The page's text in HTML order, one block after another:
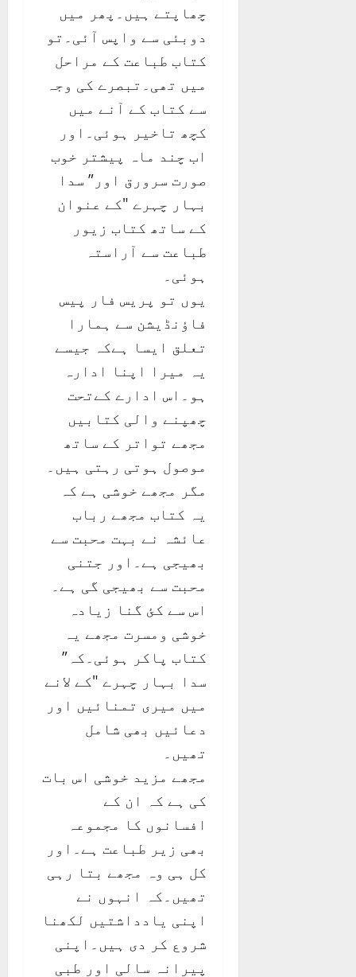
چھاپتے ہیں۔پھر میں
دوبئی سے واپس آئی۔تو
کتاب طباعت کے مراحل
میں تھی۔تبصرے کی وجہ
سے کتاب کے آنے میں
کچھ تاخیر ہوئی۔اور
اب چند ماہ پیشتر خوب
صورت سرورق اور” سدا
بہار چہرے "کے عنوان
کے ساتھ کتاب زیور
طباعت سے آراستہ
ہوئی۔
یوں تو پریس فار پیس
فاؤنڈیشن سے ہمارا
تعلق ایسا ہےکہ جیسے
یہ میرا اپنا ادارہ
ہو۔اس ادارے کےتحت
چھپنے والی کتابیں
مجھے تواتر کے ساتھ
موصول ہوتی رہتی ہیں۔
مگر مجھے خوشی ہے کہ
یہ کتاب مجھے رباب
عائشہ نے بہت محبت سے
بھیجی ہے۔اور جتنی
محبت سے بھیجی گی ہے۔
اس سے کئ گنا زیادہ
خوشی ومسرت مجھے یہ
کتاب پاکر ہوئی۔کہ”
سدا بہار چہرے "کے لانے
میں میری تمنائیں اور
دعائیں بھی شامل
تھیں۔
مجھے مزید خوشی اس بات
کی ہے کہ ان کے
افسانوں کا مجموعہ
بھی زیر طباعت ہے۔اور
کل ہی وہ مجھے بتا رہی
تھیں۔کہ انہوں نے
اپنی یادداشتیں لکھنا
شروع کر دی ہیں۔اپنی
پیرانہ سالی اور طبی